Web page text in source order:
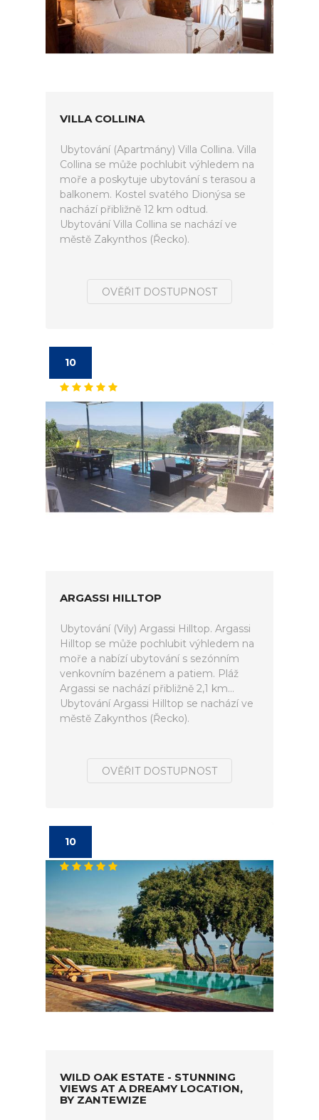
VILLA COLLINA
Ubytování (Apartmány) Villa Collina. Villa
Collina se může pochlubit výhledem na
moře a poskytuje ubytování s terasou a
balkonem. Kostel svatého Dionýsa se
nachází přibližně 12 km odtud.
Ubytování Villa Collina se nachází ve
městě Zakynthos (Řecko).
OVĚŘIT DOSTUPNOST
10
ARGASSI HILLTOP
Ubytování (Vily) Argassi Hilltop. Argassi
Hilltop se může pochlubit výhledem na
moře a nabízí ubytování s sezónním
venkovním bazénem a patiem. Pláž
Argassi se nachází přibližně 2,1 km...
Ubytování Argassi Hilltop se nachází ve
městě Zakynthos (Řecko).
OVĚŘIT DOSTUPNOST
10
WILD OAK ESTATE - STUNNING
VIEWS AT A DREAMY LOCATION,
BY ZANTEWIZE